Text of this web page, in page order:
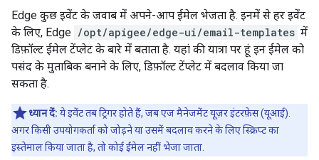
Edge कुछ इवेंट के जवाब में अपने-आप ईमेल भेजता है. इनमें से हर इवेंट
के लिए, Edge /opt/apigee/edge-ui/email-templates में
डिफ़ॉल्ट ईमेल टेंप्लेट के बारे में बताता है. यहां की यात्रा पर हूं इन ईमेल को
पसंद के मुताबिक बनाने के लिए, डिफ़ॉल्ट टेंप्लेट में बदलाव किया जा
सकता है.
ध्यान दें: ये इवेंट तब ट्रिगर होते हैं, जब एज मैनेजमेंट यूज़र इंटरफ़ेस (यूआई).
अगर किसी उपयोगकर्ता को जोड़ने या उसमें बदलाव करने के लिए स्क्रिप्ट का
इस्तेमाल किया जाता है, तो कोई ईमेल नहीं भेजा जाता.